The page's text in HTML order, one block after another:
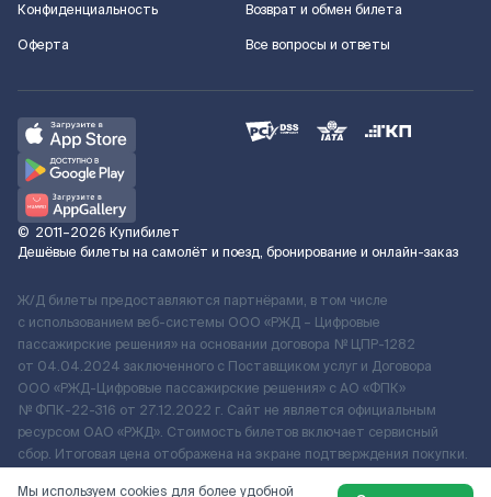
Конфиденциальность
Оферта
Возврат и обмен билета
Все вопросы и ответы
© 2011–2026 Купибилет
Дешёвые билеты на самолёт и поезд, бронирование и онлайн-заказ
Ж/Д билеты предоставляются партнёрами, в том числе
с использованием веб-системы ООО «РЖД – Цифровые
пассажирские решения» на основании договора № ЦПР-1282
от 04.04.2024 заключенного с Поставщиком услуг и Договора
ООО «РЖД-Цифровые пассажирские решения» c АО «ФПК»
№ ФПК-22-316 от 27.12.2022 г. Сайт не является официальным
ресурсом ОАО «РЖД». Стоимость билетов включает сервисный
сбор. Итоговая цена отображена на экране подтверждения покупки.
Мы используем cookies для более удобной